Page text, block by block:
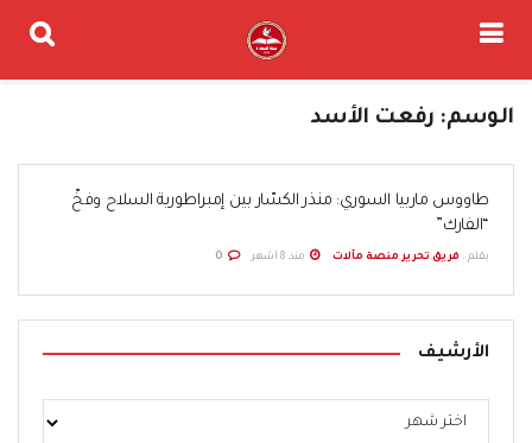
الوسم: رفعت الأسد
طاووس ماربيا السوري: منذر الكسّار بين إمبراطورية السلاح وفخّ
“الفارك”
بقلم . فريق تحرير منصة مآلات منذ 8 أشهر
الأرشيف